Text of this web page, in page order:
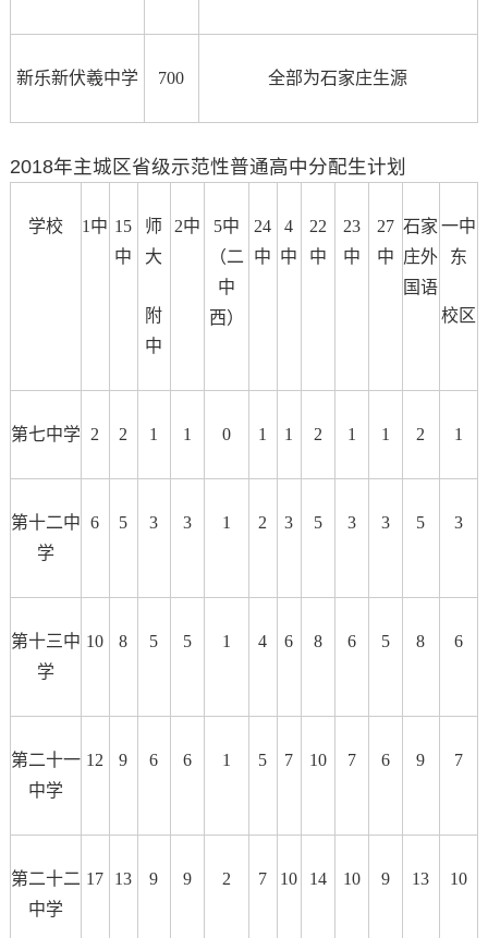
新乐新伏羲中学 700 全部为石家庄生源
2018年主城区省级示范性普通高中分配生计划
学校 1中 15
中
师
大
附
中
2中
5中
（二
中
西）
24
中
4
中
22
中
23
中
27
中
石家
庄外
国语
一中
东
校区
第七中学 2 2 1 1 0 1 1 2 1 1 2 1
第十二中
学
6 5 3 3 1 2 3 5 3 3 5 3
第十三中
学
10 8 5 5 1 4 6 8 6 5 8 6
第二十一
中学
12 9 6 6 1 5 7 10 7 6 9 7
第二十二
中学
17 13 9 9 2 7 10 14 10 9 13 10